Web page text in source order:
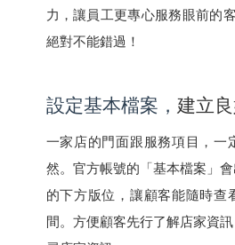
力，讓員工更專心服務眼前的
絕對不能錯過！
設定基本檔案， 建立
一家店的門面跟服務項目，一
然。官方帳號的「基本檔案」
的下方版位，讓顧客能隨時查
間。方便顧客先行了解店家資